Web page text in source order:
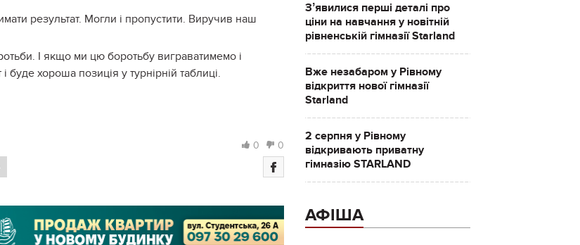
результат. Могли і пропустити. Виручив наш
І якщо ми цю боротьбу виграватимемо і
буде хороша позиція у турнірній таблиці.
0 0
Зʼявилися перші деталі про
ціни на навчання у новітній
рівненській гімназії Starland
Вже незабаром у Рівному
відкриття нової гімназії
Starland
2 серпня у Рівному
відкривають приватну
гімназію STARLAND
АФІША